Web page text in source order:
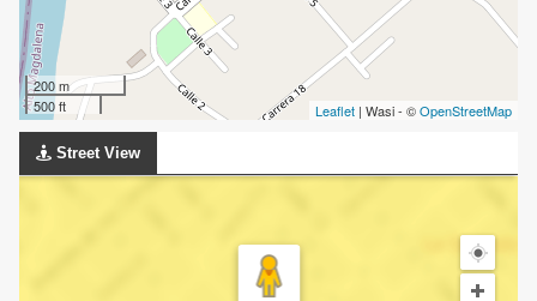
200 m
500 ft
Leaflet | Wasi - ©OpenStreetMap
Street View